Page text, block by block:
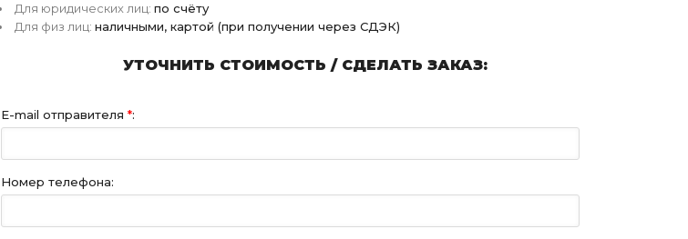
Для юридических лиц: по счёту
Для физ лиц: наличными, картой (при получении через СДЭК)
УТОЧНИТЬ СТОИМОСТЬ / СДЕЛАТЬ ЗАКАЗ:
E-mail отправителя *:
Номер телефона: